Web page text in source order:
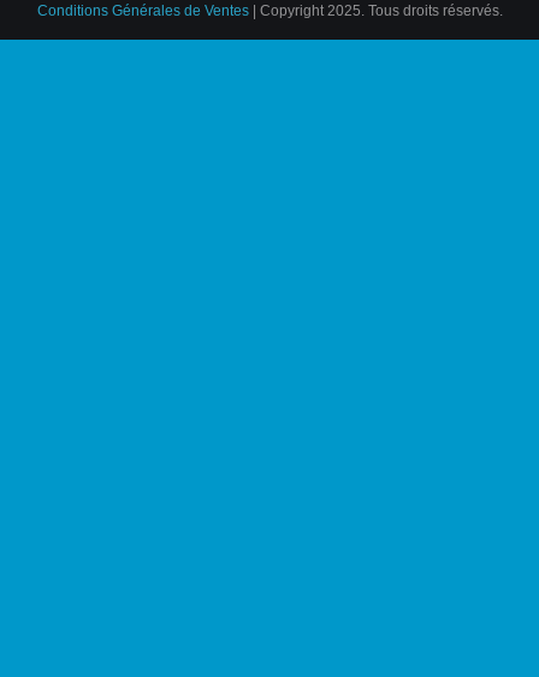
Conditions Générales de Ventes| Copyright 2025. Tous droits réservés.